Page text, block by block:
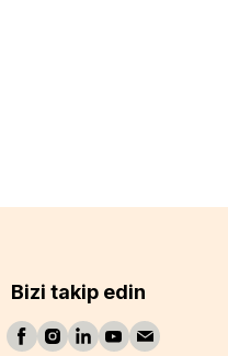
Bizi takip edin